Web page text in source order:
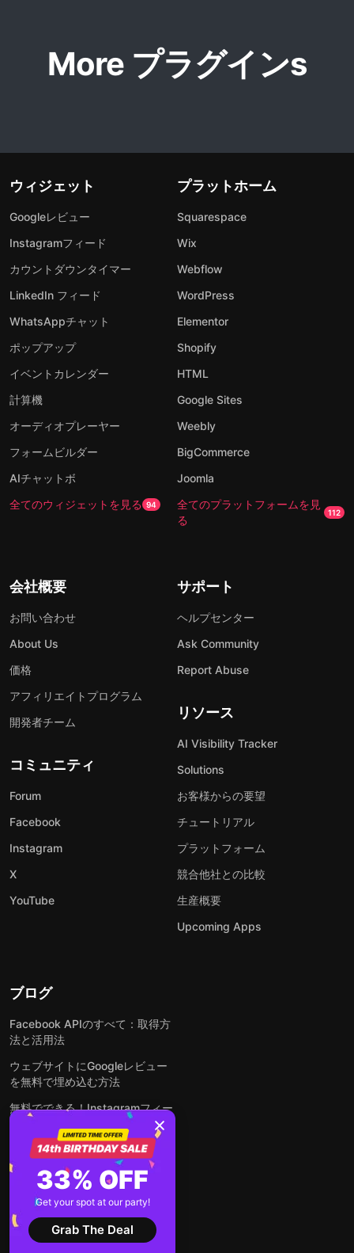
More プラグインs
ウィジェット
Googleレビュー
Instagramフィード
カウントダウンタイマー
LinkedIn フィード
WhatsAppチャット
ポップアップ
イベントカレンダー
計算機
オーディオプレーヤー
フォームビルダー
AIチャットボ
全てのウィジェットを見る 94
プラットホーム
Squarespace
Wix
Webflow
WordPress
Elementor
Shopify
HTML
Google Sites
Weebly
BigCommerce
Joomla
全てのプラットフォームを見
る
112
会社概要
お問い合わせ
About Us
価格
アフィリエイトプログラム
開発者チーム
コミュニティ
Forum
Facebook
Instagram
X
YouTube
サポート
ヘルプセンター
Ask Community
Report Abuse
リソース
AI Visibility Tracker
Solutions
お客様からの要望
チュートリアル
プラットフォーム
競合他社との比較
生産概要
Upcoming Apps
ブログ
Facebook APIのすべて：取得方
法と活用法
ウェブサイトにGoogleレビュー
を無料で埋め込む方法
無料でできる！Instagramフィー
ドをウェブサイトに埋め込む方法
どんなウェブサイトにも無料でフ
ォームを埋め込む方法
WordPressサイトにLinkedInフ
ィードを埋め込む方法は？
全ての投稿を見る
33% OFF
Get your spot at our party!
Grab The Deal